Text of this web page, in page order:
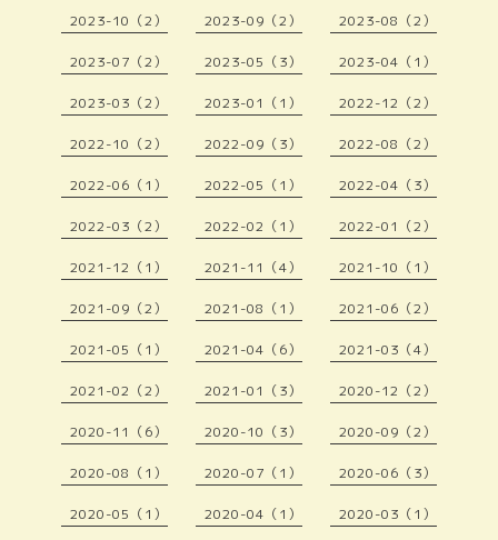
2023-10（2） 2023-09（2） 2023-08（2）
2023-07（2） 2023-05（3） 2023-04（1）
2023-03（2） 2023-01（1） 2022-12（2）
2022-10（2） 2022-09（3） 2022-08（2）
2022-06（1） 2022-05（1） 2022-04（3）
2022-03（2） 2022-02（1） 2022-01（2）
2021-12（1） 2021-11（4） 2021-10（1）
2021-09（2） 2021-08（1） 2021-06（2）
2021-05（1） 2021-04（6） 2021-03（4）
2021-02（2） 2021-01（3） 2020-12（2）
2020-11（6） 2020-10（3） 2020-09（2）
2020-08（1） 2020-07（1） 2020-06（3）
2020-05（1） 2020-04（1） 2020-03（1）